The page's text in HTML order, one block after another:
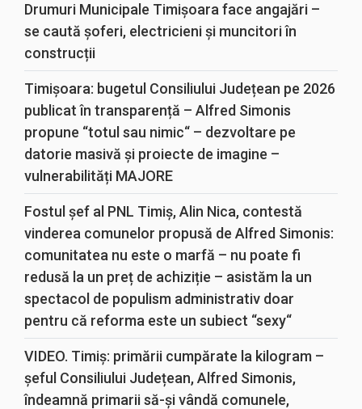
Drumuri Municipale Timișoara face angajări –
se caută șoferi, electricieni și muncitori în
construcții
Timișoara: bugetul Consiliului Județean pe 2026
publicat în transparență – Alfred Simonis
propune “totul sau nimic“ – dezvoltare pe
datorie masivă și proiecte de imagine –
vulnerabilități MAJORE
Fostul șef al PNL Timiș, Alin Nica, contestă
vinderea comunelor propusă de Alfred Simonis:
comunitatea nu este o marfă – nu poate fi
redusă la un preț de achiziție – asistăm la un
spectacol de populism administrativ doar
pentru că reforma este un subiect “sexy“
VIDEO. Timiș: primării cumpărate la kilogram –
șeful Consiliului Județean, Alfred Simonis,
îndeamnă primarii să-și vândă comunele,